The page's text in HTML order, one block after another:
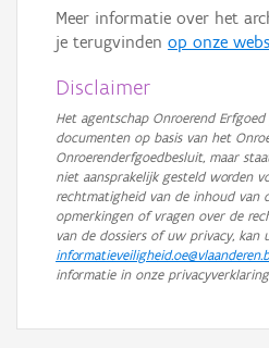
Meer informatie over het
je terugvinden op onze
Disclaimer
Het agentschap Onroerend
documenten op basis van het
Onroerenderfgoedbesluit, maar
niet aansprakelijk gesteld worden
rechtmatigheid van de inhoud van
opmerkingen of vragen over de
van de dossiers of uw privacy, kan
informatie in onze